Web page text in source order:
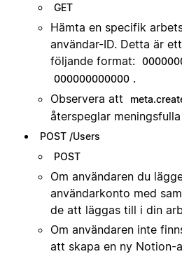
GET
Hämta en specifik
användar-ID. Detta är
följande format:
000000000000 .
Observera att
återspeglar
POST /Users
POST
Om användaren du
användarkonto med
de att läggas till i din
Om användaren inte
att skapa en ny Notion-